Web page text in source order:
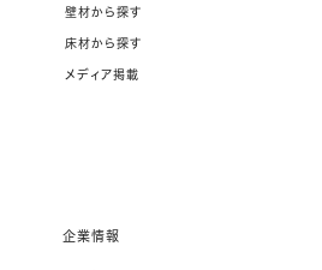
壁材から探す
床材から探す
メディア掲載
企業情報